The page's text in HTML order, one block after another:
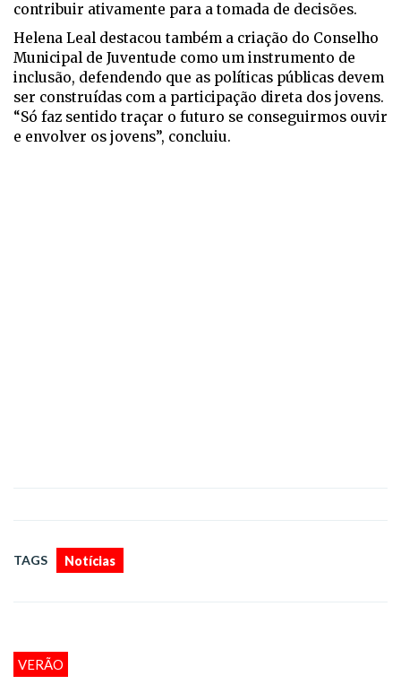
contribuir ativamente para a tomada de decisões.
Helena Leal destacou também a criação do Conselho
Municipal de Juventude como um instrumento de
inclusão, defendendo que as políticas públicas devem
ser construídas com a participação direta dos jovens.
“Só faz sentido traçar o futuro se conseguirmos ouvir
e envolver os jovens”, concluiu.
TAGS Notícias
VERÃO